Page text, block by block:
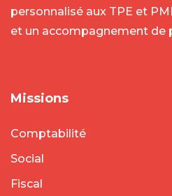
personnalisé aux TPE et
et un accompagnement de
Missions
Comptabilité
Social
Fiscal